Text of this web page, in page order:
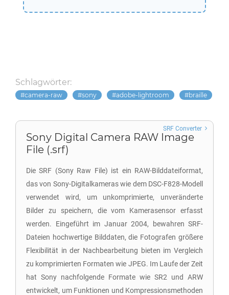
Schlagwörter:
camera-raw sony adobe-lightroom braille
Sony Digital Camera RAW Image
File (.srf)
Die SRF (Sony Raw File) ist ein RAW-Bilddateiformat,
das von Sony-Digitalkameras wie dem DSC-F828-Modell
verwendet wird, um unkomprimierte, unveränderte
Bilder zu speichern, die vom Kamerasensor erfasst
werden. Eingeführt im Januar 2004, bewahren SRF-
Dateien hochwertige Bilddaten, die Fotografen größere
Flexibilität in der Nachbearbeitung bieten im Vergleich
zu komprimierten Formaten wie JPEG. Im Laufe der Zeit
hat Sony nachfolgende Formate wie SR2 und ARW
entwickelt, um Funktionen und Kompressionsmethoden
SRF Converter